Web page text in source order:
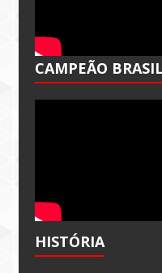
CAMPEÃO
HISTÓRIA